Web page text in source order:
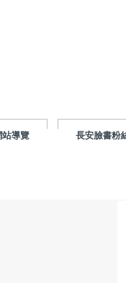
站導覽 長安臉書粉